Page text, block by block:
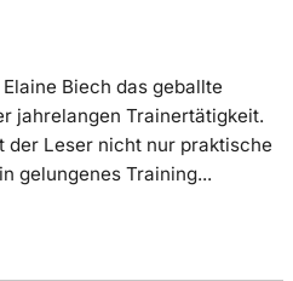
Biech das geballte
jahrelangen Trainertätigkeit.
Leser nicht nur praktische
gelungenes Training...